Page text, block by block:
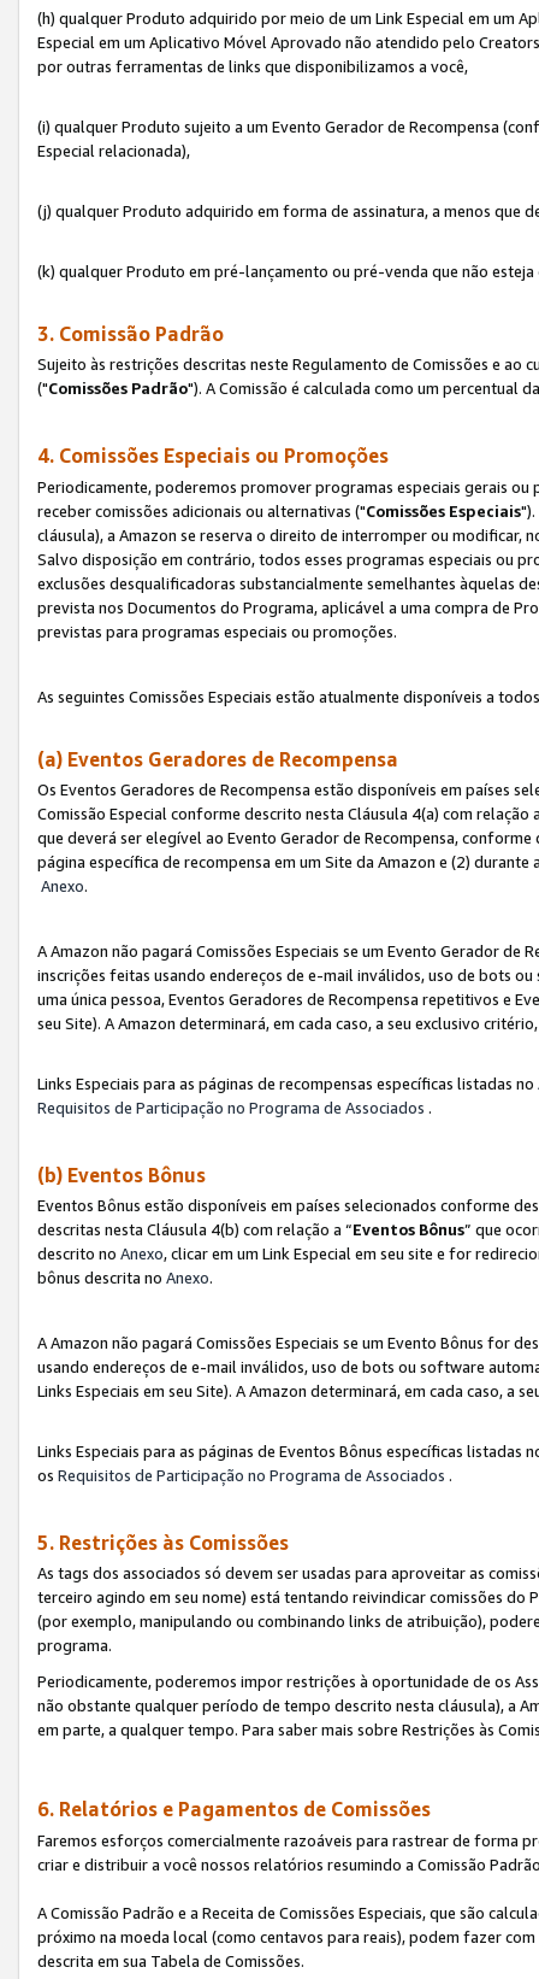
(h) qualquer Produto adquirido por meio de um Link Especial em um
Especial em um Aplicativo Móvel Aprovado não atendido pelo
por outras ferramentas de links que disponibilizamos a você,
(i) qualquer Produto sujeito a um Evento Gerador de Recompensa
Especial relacionada),
(j) qualquer Produto adquirido em forma de assinatura, a menos que
(k) qualquer Produto em pré-lançamento ou pré-venda que não
3. Comissão Padrão
Sujeito às restrições descritas neste Regulamento de Comissões e ao
("Comissões Padrão"). A Comissão é calculada como um percentual
4. Comissões Especiais ou Promoções
Periodicamente, poderemos promover programas especiais gerais
receber comissões adicionais ou alternativas ("Comissões Especiais
cláusula), a Amazon se reserva o direito de interromper ou
Salvo disposição em contrário, todos esses programas especiais ou
exclusões desqualificadoras substancialmente semelhantes àquelas
prevista nos Documentos do Programa, aplicável a uma compra de
previstas para programas especiais ou promoções.
As seguintes Comissões Especiais estão atualmente disponíveis a
(a) Eventos Geradores de Recompensa
Os Eventos Geradores de Recompensa estão disponíveis em países
Comissão Especial conforme descrito nesta Cláusula 4(a) com relação
que deverá ser elegível ao Evento Gerador de Recompensa,
página específica de recompensa em um Site da Amazon e (2)
Anexo.
A Amazon não pagará Comissões Especiais se um Evento Gerador
inscrições feitas usando endereços de e-mail inválidos, uso de bots
uma única pessoa, Eventos Geradores de Recompensa repetitivos e
seu Site). A Amazon determinará, em cada caso, a seu exclusivo
Links Especiais para as páginas de recompensas específicas listadas no
Requisitos de Participação no Programa de Associados .
(b) Eventos Bônus
Eventos Bônus estão disponíveis em países selecionados conforme
descritas nesta Cláusula 4(b) com relação a “Eventos Bônus” que
descrito no Anexo, clicar em um Link Especial em seu site e for
bônus descrita no Anexo.
A Amazon não pagará Comissões Especiais se um Evento Bônus for
usando endereços de e-mail inválidos, uso de bots ou software
Links Especiais em seu Site). A Amazon determinará, em cada caso, a
Links Especiais para as páginas de Eventos Bônus específicas listadas
os Requisitos de Participação no Programa de Associados .
5. Restrições às Comissões
As tags dos associados só devem ser usadas para aproveitar as
terceiro agindo em seu nome) está tentando reivindicar comissões
(por exemplo, manipulando ou combinando links de atribuição),
programa.
Periodicamente, poderemos impor restrições à oportunidade de os
não obstante qualquer período de tempo descrito nesta cláusula), a
em parte, a qualquer tempo. Para saber mais sobre Restrições às
6. Relatórios e Pagamentos de Comissões
Faremos esforços comercialmente razoáveis para rastrear de forma
criar e distribuir a você nossos relatórios resumindo a Comissão
A Comissão Padrão e a Receita de Comissões Especiais, que são
próximo na moeda local (como centavos para reais), podem fazer
descrita em sua Tabela de Comissões.